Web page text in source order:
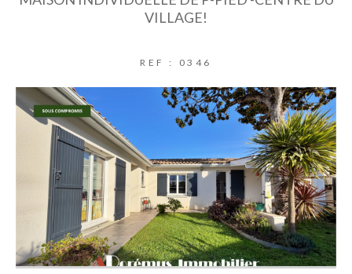
VILLAGE!
REF : 0346